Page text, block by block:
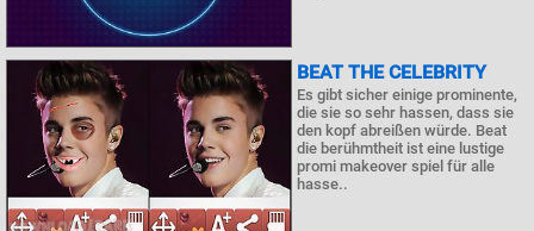
BEAT THE CELEBRITY
Es gibt sicher einige prominente,
die sie so sehr hassen, dass sie
den kopf abreißen würde. Beat
die berühmtheit ist eine lustige
promi makeover spiel für alle
hasse..